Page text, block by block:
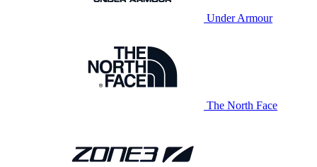
Under Armour
The North Face